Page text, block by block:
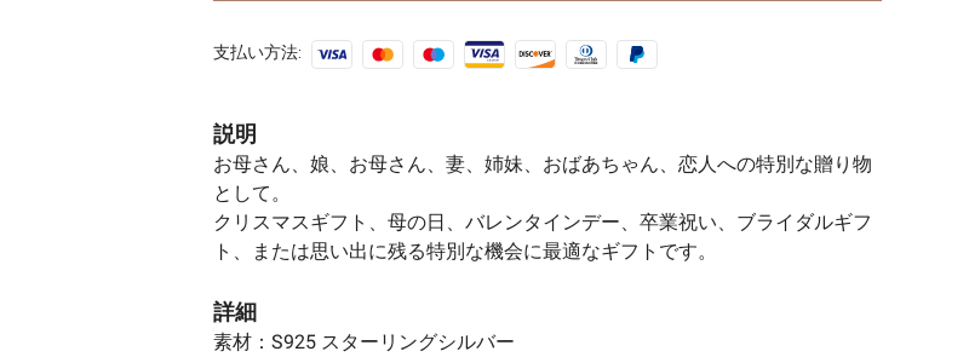
支払い方法:
説明
お母さん、娘、お母さん、妻、姉妹、おばあちゃん、恋人への特別な贈り物
として。
クリスマスギフト、母の日、バレンタインデー、卒業祝い、ブライダルギフ
ト、または思い出に残る特別な機会に最適なギフトです。
詳細
素材：S925 スターリングシルバー